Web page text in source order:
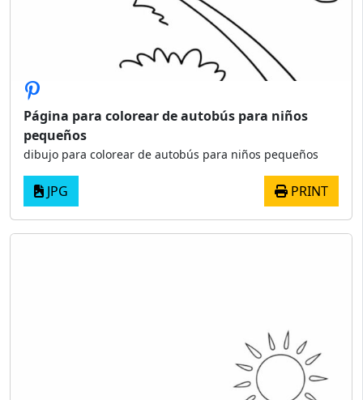
Página para colorear de autobús para niños
pequeños
dibujo para colorear de autobús para niños pequeños
JPG PRINT